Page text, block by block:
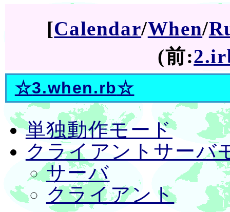
[Calendar/When/
(前:
☆3.when.rb☆
単独動作モード
クライアントサーバ
サーバ
クライアント